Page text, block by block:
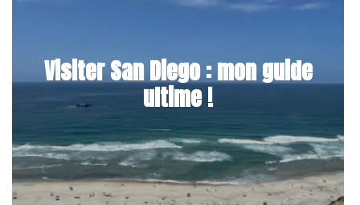
Visiter San Diego : mon guide
ultime !